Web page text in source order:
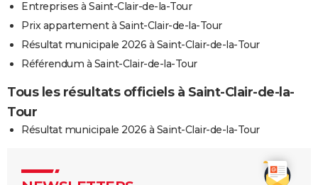
Entreprises à Saint-Clair-de-la-Tour
Prix appartement à Saint-Clair-de-la-Tour
Résultat municipale 2026 à Saint-Clair-de-la-Tour
Référendum à Saint-Clair-de-la-Tour
Tous les résultats officiels à Saint-Clair-de-la-
Tour
Résultat municipale 2026 à Saint-Clair-de-la-Tour